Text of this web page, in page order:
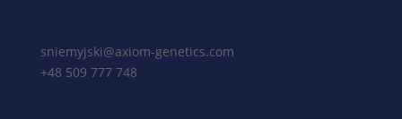
sniemyjski@axiom-genetics.com
+48 509 777 748